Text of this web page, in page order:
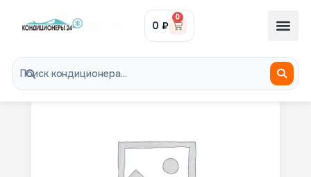
8-985-300-29-29 0 ₽
0
В НАЛИЧИИ